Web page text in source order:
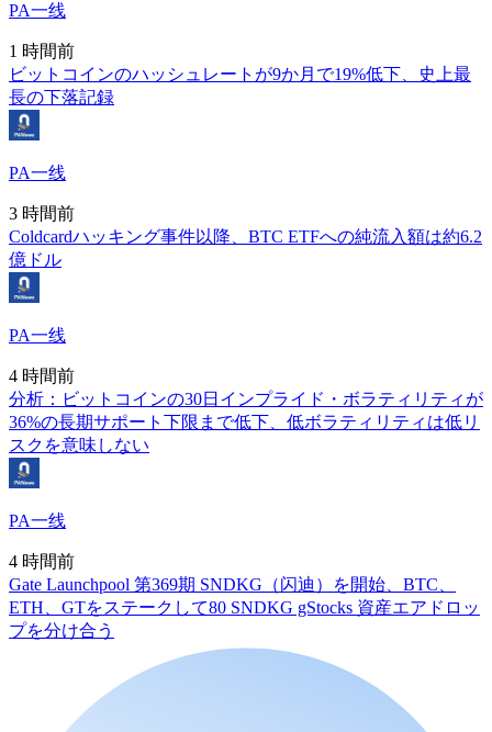
PA一线
1 時間前
ビットコインのハッシュレートが9か月で19%低下、史上最
長の下落記録
PA一线
3 時間前
Coldcardハッキング事件以降、BTC ETFへの純流入額は約6.2
億ドル
PA一线
4 時間前
分析：ビットコインの30日インプライド・ボラティリティが
36%の長期サポート下限まで低下、低ボラティリティは低リ
スクを意味しない
PA一线
4 時間前
Gate Launchpool 第369期 SNDKG（闪迪）を開始、BTC、
ETH、GTをステークして80 SNDKG gStocks 資産エアドロッ
プを分け合う